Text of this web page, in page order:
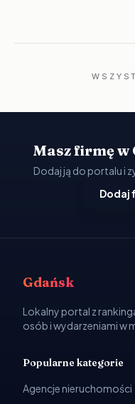
Masz firmę w
Dodaj ją do portalu i
Dodaj
Gdańsk
Lokalny portal z
osób i wydarzeniami w
Popularne kategorie
Agencje nieruchomości